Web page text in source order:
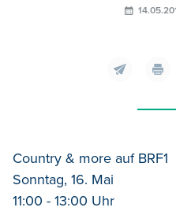
Country & more auf BRF1
Sonntag, 16. Mai
11:00 - 13:00 Uhr